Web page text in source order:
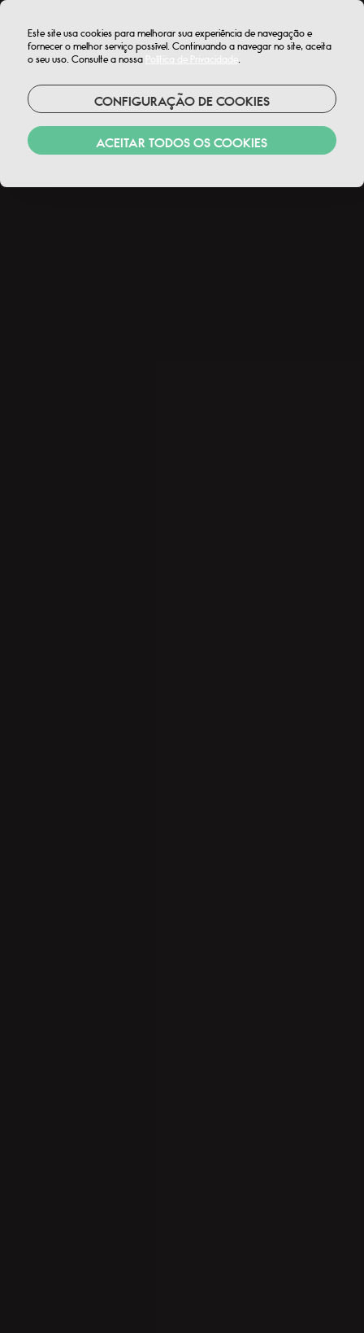
RESERVAR*
Este site usa cookies para melhorar sua experiência de navegação e
fornecer o melhor serviço possível. Continuando a navegar no site, aceita
o seu uso. Consulte a nossa Política de Privacidade.
CONFIGURAÇÃO DE COOKIES
ACEITAR TODOS OS COOKIES